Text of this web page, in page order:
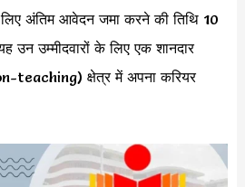
लिए अंतिम आवेदन जमा करने की तिथि 10
उम्मीदवारों के लिए एक शानदार
teaching) क्षेत्र में अपना करियर